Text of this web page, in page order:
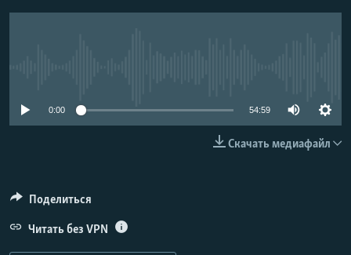
поиску
СЕВЕР.РЕАЛИИ
0:00 54:59
Скачать медиафайл
Поделиться
Читать без VPN